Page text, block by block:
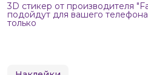
3D стикер от производителя
подойдут для вашего
только